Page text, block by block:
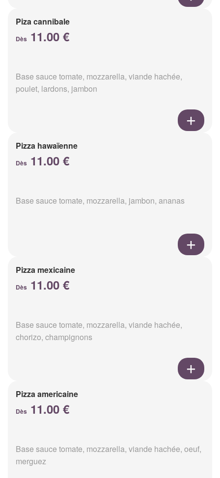
Piza cannibale
Dès 11.00 €
Base sauce tomate, mozzarella, viande hachée,
poulet, lardons, jambon
Pizza hawaïenne
Dès 11.00 €
Base sauce tomate, mozzarella, jambon, ananas
Pizza mexicaine
Dès 11.00 €
Base sauce tomate, mozzarella, viande hachée,
chorizo, champignons
Pizza americaine
Dès 11.00 €
Base sauce tomate, mozzarella, viande hachée, oeuf,
merguez